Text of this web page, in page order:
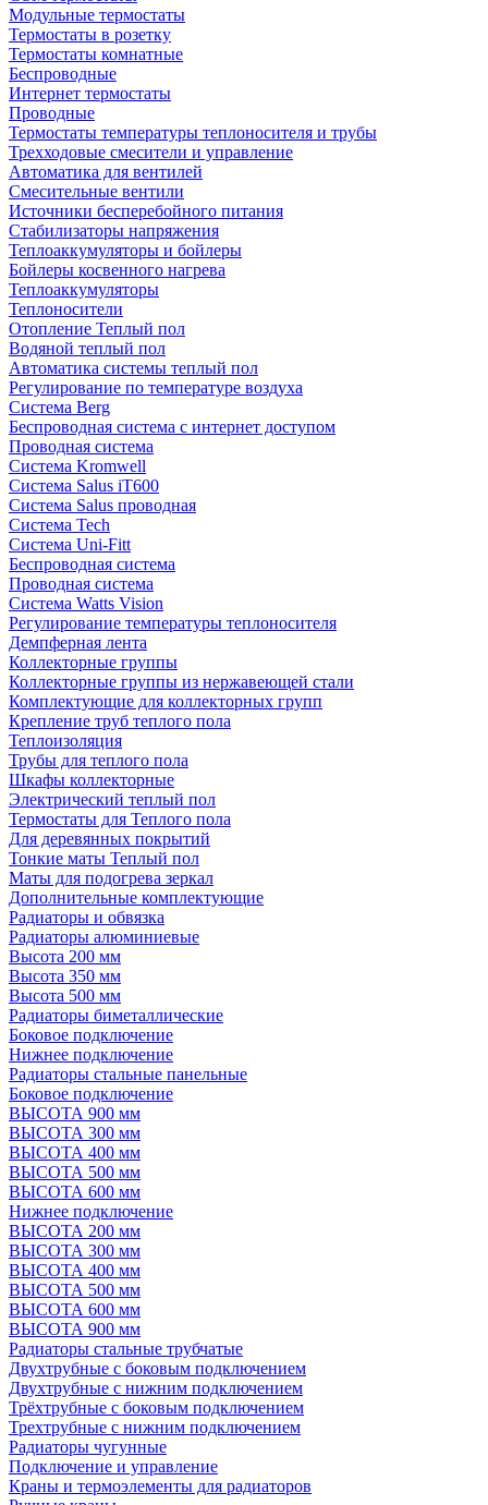
Модульные термостаты
Термостаты в розетку
Термостаты комнатные
Беспроводные
Интернет термостаты
Проводные
Термостаты температуры теплоносителя и трубы
Трехходовые смесители и управление
Автоматика для вентилей
Смесительные вентили
Источники бесперебойного питания
Стабилизаторы напряжения
Теплоаккумуляторы и бойлеры
Бойлеры косвенного нагрева
Теплоаккумуляторы
Теплоносители
Отопление Теплый пол
Водяной теплый пол
Автоматика системы теплый пол
Регулирование по температуре воздуха
Система Berg
Беспроводная система с интернет доступом
Проводная система
Система Kromwell
Система Salus iT600
Система Salus проводная
Система Tech
Система Uni-Fitt
Беспроводная система
Проводная система
Система Watts Vision
Регулирование температуры теплоносителя
Демпферная лента
Коллекторные группы
Коллекторные группы из нержавеющей стали
Комплектующие для коллекторных групп
Крепление труб теплого пола
Теплоизоляция
Трубы для теплого пола
Шкафы коллекторные
Электрический теплый пол
Термостаты для Теплого пола
Для деревянных покрытий
Тонкие маты Теплый пол
Маты для подогрева зеркал
Дополнительные комплектующие
Радиаторы и обвязка
Радиаторы алюминиевые
Высота 200 мм
Высота 350 мм
Высота 500 мм
Радиаторы биметаллические
Боковое подключение
Нижнее подключение
Радиаторы стальные панельные
Боковое подключение
ВЫСОТА 900 мм
ВЫСОТА 300 мм
ВЫСОТА 400 мм
ВЫСОТА 500 мм
ВЫСОТА 600 мм
Нижнее подключение
ВЫСОТА 200 мм
ВЫСОТА 300 мм
ВЫСОТА 400 мм
ВЫСОТА 500 мм
ВЫСОТА 600 мм
ВЫСОТА 900 мм
Радиаторы стальные трубчатые
Двухтрубные с боковым подключением
Двухтрубные с нижним подключением
Трёхтрубные с боковым подключением
Трехтрубные с нижним подключением
Радиаторы чугунные
Подключение и управление
Краны и термоэлементы для радиаторов